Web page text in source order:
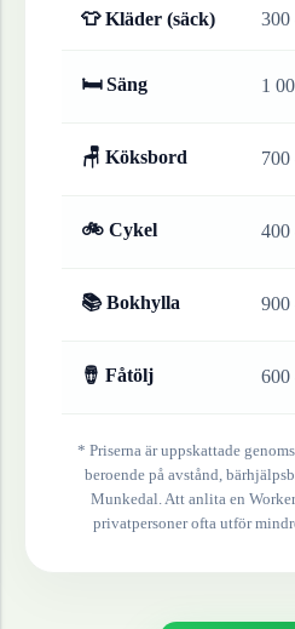
👕 Kläder (säck) 300
🛏 Säng 1
🪑 Köksbord
🚲 Cykel 400
📚 Bokhylla 900
🪘 Fåtölj 600
* Priserna är uppskattade
beroende på avstånd,
Munkedal. Att anlita en
privatpersoner ofta utför